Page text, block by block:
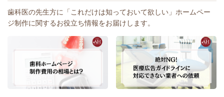
歯科医の先生方に「これだけは知っておいて欲しい」ホームペー
ジ制作に関するお役立ち情報をお届けします。